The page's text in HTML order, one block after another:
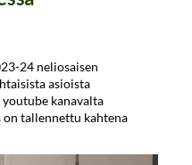
24 neliosaisen
asioista
kanavalta
tallennettu kahtena